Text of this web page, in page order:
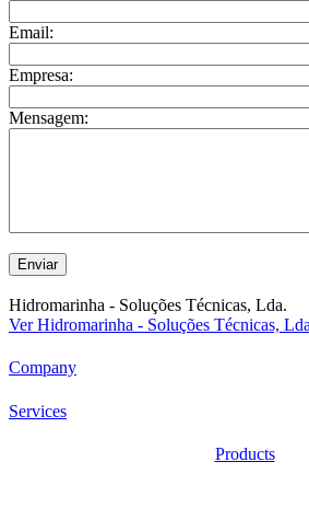
Email:
Empresa:
Mensagem:
Hidromarinha - Soluções Técnicas, Lda.
Ver Hidromarinha - Soluções Técnicas,
Company
Services
Products